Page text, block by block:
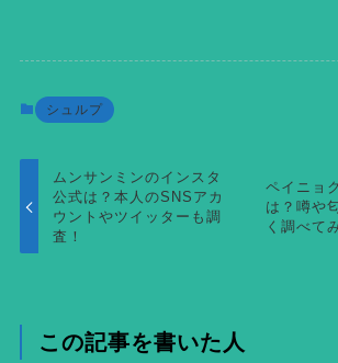
シュルプ
ムンサンミンのインスタ
公式は？本人のSNSアカ
ウントやツイッターも調
査！
ペイニョ
は？噂や
く調べて
この記事を書いた人